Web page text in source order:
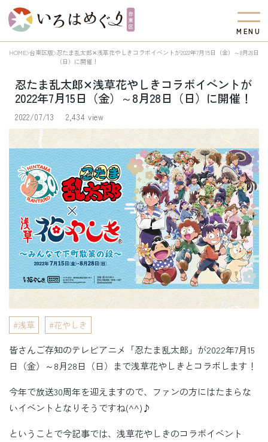
M EN U
HOME 台東区版 忍たま乱太郎✕浅草花やしきコラボイベントが2022年7月15日（金）～8月28日
（日）に開催！
忍たま乱太郎✕浅草花やしきコラボイベントが
2022年7月15日（金）～8月28日（日）に開催！
2022/07/13 2,434 view
浅草 花やしき
皆さんご存知のテレビアニメ「忍たま乱太郎」が2022年7月15
日（金）～8月28日（日）まで浅草花やしきとコラボします！
今年で放送30周年を迎えますので、ファンの方にはたまらな
いイベントとなりそうですね(^^)♪
ということで今記事では、浅草花やしきのコラボイベント